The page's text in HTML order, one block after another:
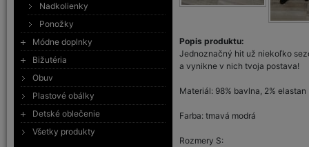
Nadkolienky
Ponožky
Módne doplnky
Bižutéria
Obuv
Plastové obálky
Detské oblečenie
Všetky produkty
Popis produktu:
Jednoznačný hit už niekoľko
a vynikne v nich tvoja postava!
Materiál: 98% bavlna, 2% elastan
Farba: tmavá modrá
Rozmery S: